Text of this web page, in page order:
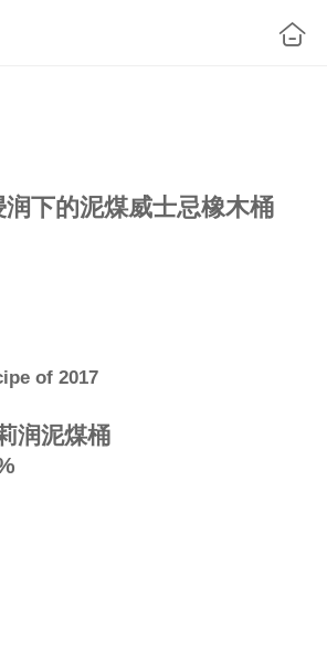
下的泥煤威士忌橡木桶
of 2017
润泥煤桶